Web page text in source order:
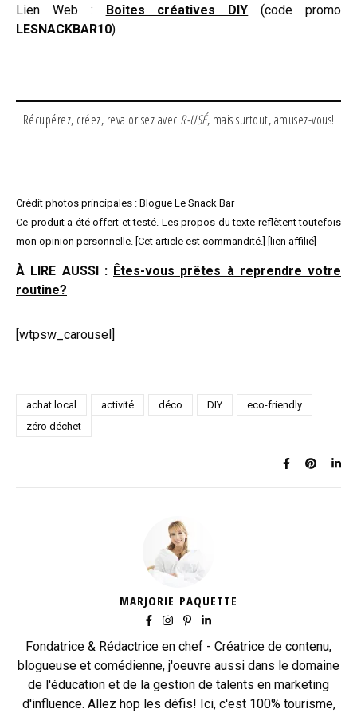
Lien Web :
Boîtes créatives DIY (code promo
LESNACKBAR10)
Récupérez, créez, revalorisez avec R-USÉ, mais surtout, amusez-vous!
Crédit photos principales : Blogue Le Snack Bar
Ce produit a été offert et testé. Les propos du texte reflètent toutefois
mon opinion personnelle. [Cet article est commandité.] [lien affilié]
À LIRE AUSSI : Êtes-vous prêtes à reprendre votre
routine?
[wtpsw_carousel]
achat local activité déco DIY
eco-friendly
zéro déchet
MARJORIE PAQUETTE
Fondatrice & Rédactrice en chef - Créatrice de contenu,
blogueuse et comédienne, j'oeuvre aussi dans le domaine
de l'éducation et de la gestion de talents en marketing
d'influence. Allez hop les défis! Ici, c'est 100% tourisme,